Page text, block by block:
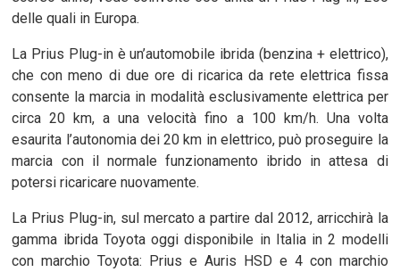
delle quali in Europa.
La Prius Plug-in è un’automobile ibrida (benzina + elettrico),
che con meno di due ore di ricarica da rete elettrica fissa
consente la marcia in modalità esclusivamente elettrica per
circa 20 km, a una velocità fino a 100 km/h. Una volta
esaurita l’autonomia dei 20 km in elettrico, può proseguire la
marcia con il normale funzionamento ibrido in attesa di
potersi ricaricare nuovamente.
La Prius Plug-in, sul mercato a partire dal 2012, arricchirà la
gamma ibrida Toyota oggi disponibile in Italia in 2 modelli
con marchio Toyota: Prius e Auris HSD e 4 con marchio